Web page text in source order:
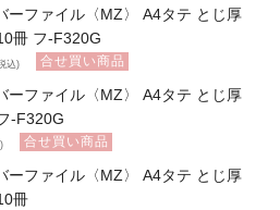
ーファイル〈MZ〉 A4タテ とじ厚
冊 フ-F320G
込) 合せ買い商品
ーファイル〈MZ〉 A4タテ とじ厚
-F320G
合せ買い商品
ーファイル〈MZ〉 A4タテ とじ厚
冊